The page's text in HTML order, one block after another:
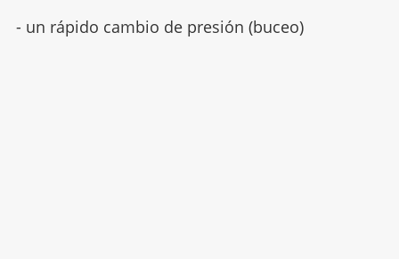
- un rápido cambio de presión (buceo)